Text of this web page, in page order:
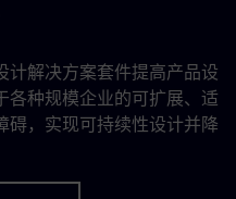
计解决方案套件提高产品设
各种规模企业的可扩展、适
碍，实现可持续性设计并降